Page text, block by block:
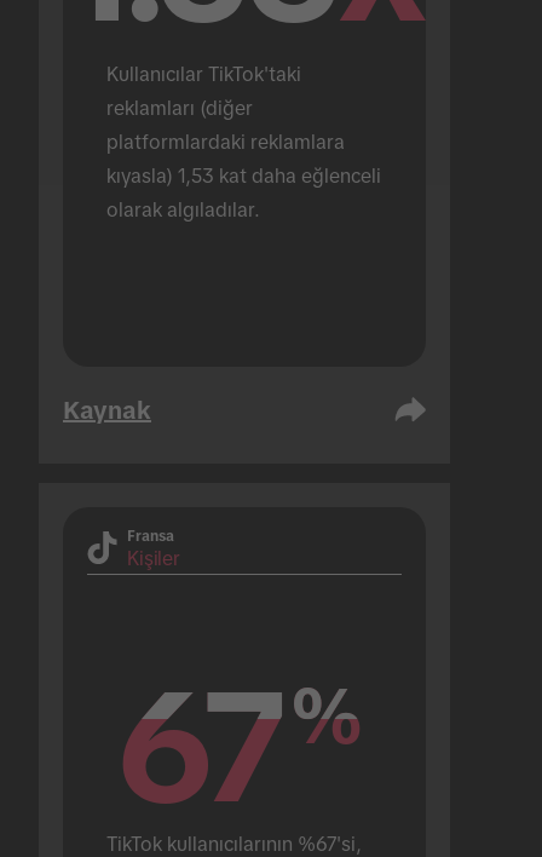
Kullanıcılar TikTok'taki
reklamları (diğer
platformlardaki reklamlara
kıyasla) 1,53 kat daha eğlenceli
olarak algıladılar.
Kaynak
Fransa
Kişiler
67%
67%
TikTok kullanıcılarının %67'si,